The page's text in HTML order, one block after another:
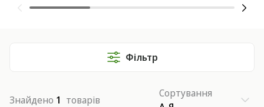
Фільтр
Знайдено 1 товарів
Сортування